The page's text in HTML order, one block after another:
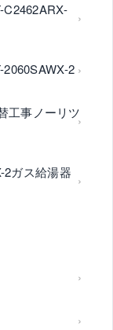
2
工事ノーリツ
2ガス給湯器